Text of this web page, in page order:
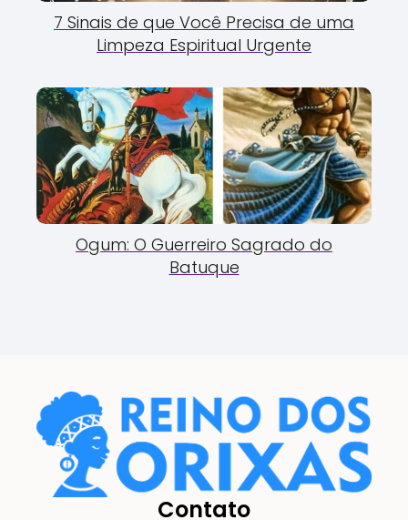
7 Sinais de que Você Precisa de uma
Limpeza Espiritual Urgente
Ogum: O Guerreiro Sagrado do
Batuque
Contato